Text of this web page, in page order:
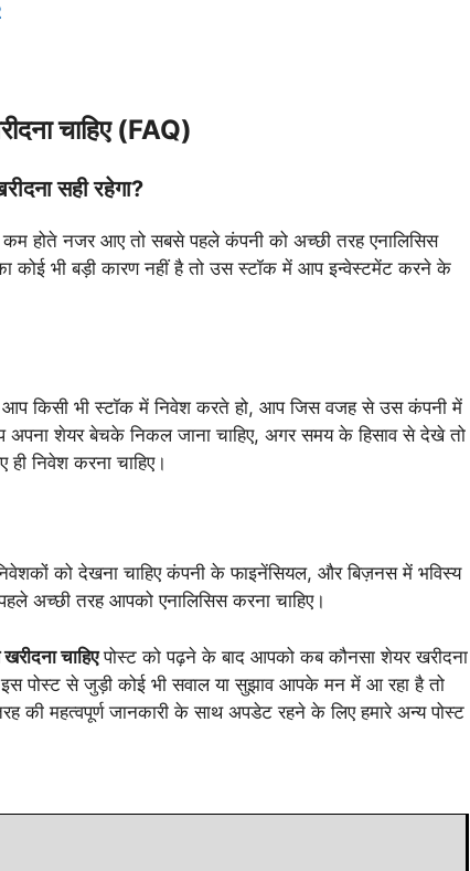
चाहिए (FAQ)
सही रहेगा?
होते नजर आए तो सबसे पहले कंपनी को अच्छी तरह एनालिसिस
कोई भी बड़ी कारण नहीं है तो उस स्टॉक में आप इन्वेस्टमेंट करने के
आप किसी भी स्टॉक में निवेश करते हो, आप जिस वजह से उस कंपनी में
अपना शेयर बेचके निकल जाना चाहिए, अगर समय के हिसाव से देखे तो
निवेश करना चाहिए।
को देखना चाहिए कंपनी के फाइनेंसियल, और बिज़नस में भविस्य
अच्छी तरह आपको एनालिसिस करना चाहिए।
चाहिएपोस्ट को पढ़ने के बाद आपको कब कौनसा शेयर खरीदना
पोस्ट से जुड़ी कोई भी सवाल या सुझाव आपके मन में आ रहा है तो
की महत्वपूर्ण जानकारी के साथ अपडेट रहने के लिए हमारे अन्य पोस्ट